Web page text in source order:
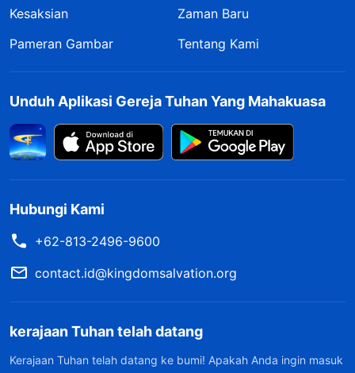
Kesaksian
Zaman Baru
Pameran Gambar
Tentang Kami
Unduh Aplikasi Gereja Tuhan Yang Mahakuasa
Hubungi Kami
+62-813-2496-9600
contact.id@kingdomsalvation.org
kerajaan Tuhan telah datang
Kerajaan Tuhan telah datang ke bumi! Apakah Anda ingin masuk